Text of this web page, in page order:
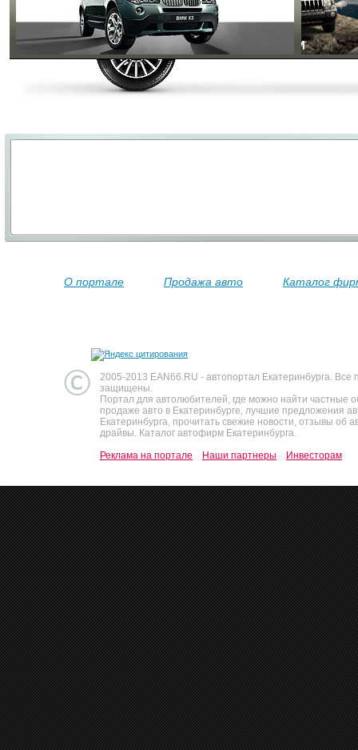
О портале Продажа авто Каталог
2005-2013 EAN66.RU - автопортал Екатеринбурга. Все
защищены.
Портал для автолюбителей, где можно найти частные
продаже авто в Екатеринбурге, лучшие предложения
Екатеринбурга, прочитать свежие новости, отзывы об
драйвы. Каталог автофирм Екатеринбурга.
Реклама на портале
Наши партнеры Инвесторам